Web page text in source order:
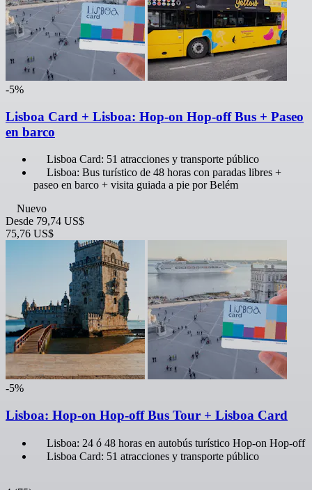
-5%
Lisboa Card + Lisboa: Hop-on Hop-off Bus + Paseo
en barco
Lisboa Card: 51 atracciones y transporte público
Lisboa: Bus turístico de 48 horas con paradas libres +
paseo en barco + visita guiada a pie por Belém
Nuevo
Desde 79,74 US$
75,76 US$
-5%
Lisboa: Hop-on Hop-off Bus Tour + Lisboa Card
Lisboa: 24 ó 48 horas en autobús turístico Hop-on Hop-off
Lisboa Card: 51 atracciones y transporte público